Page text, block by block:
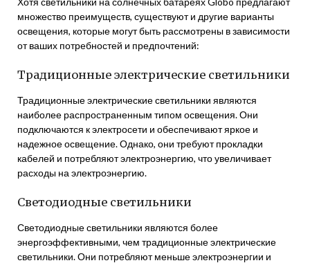
множество преимуществ, существуют и другие варианты
освещения, которые могут быть рассмотрены в зависимости
от ваших потребностей и предпочтений:
Традиционные электрические светильники
Традиционные электрические светильники являются
наиболее распространенным типом освещения. Они
подключаются к электросети и обеспечивают яркое и
надежное освещение. Однако, они требуют прокладки
кабелей и потребляют электроэнергию, что увеличивает
расходы на электроэнергию.
Светодиодные светильники
Светодиодные светильники являются более
энергоэффективными, чем традиционные электрические
светильники. Они потребляют меньше электроэнергии и